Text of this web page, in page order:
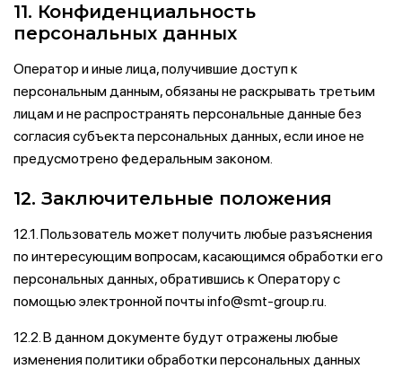
11. Конфиденциальность
персональных данных
Оператор и иные лица, получившие доступ к
персональным данным, обязаны не раскрывать третьим
лицам и не распространять персональные данные без
согласия субъекта персональных данных, если иное не
предусмотрено федеральным законом.
12. Заключительные положения
12.1. Пользователь может получить любые разъяснения
по интересующим вопросам, касающимся обработки его
персональных данных, обратившись к Оператору с
помощью электронной почты info@smt-group.ru.
12.2. В данном документе будут отражены любые
изменения политики обработки персональных данных